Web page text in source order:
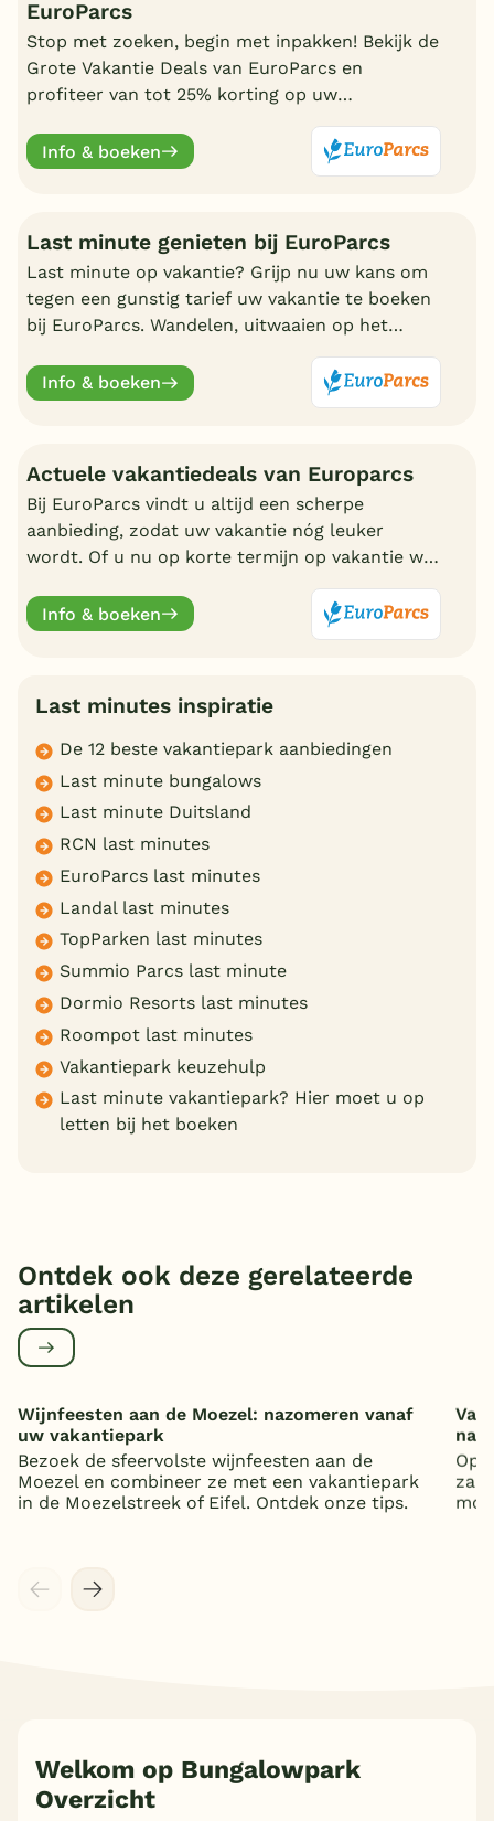
EuroParcs
Stop met zoeken, begin met inpakken! Bekijk de
Grote Vakantie Deals van EuroParcs en
profiteer van tot 25% korting op uw
Info & boeken
Last minute genieten bij EuroParcs
Last minute op vakantie? Grijp nu uw kans om
tegen een gunstig tarief uw vakantie te boeken
bij EuroParcs. Wandelen, uitwaaien op het
eigen bungalow
Info & boeken
Actuele vakantiedeals van Europarcs
Bij EuroParcs vindt u altijd een scherpe
aanbieding, zodat uw vakantie nóg leuker
wordt. Of u nu op korte termijn op vakantie wilt
actuele vakantiedeals.
Info & boeken
Last minutes inspiratie
De 12 beste vakantiepark aanbiedingen
Last minute bungalows
Last minute Duitsland
RCN last minutes
EuroParcs last minutes
Landal last minutes
TopParken last minutes
Summio Parcs last minute
Dormio Resorts last minutes
Roompot last minutes
Vakantiepark keuzehulp
Last minute vakantiepark? Hier moet u op
letten bij het boeken
Ontdek ook deze gerelateerde
artikelen
Wijnfeesten aan de Moezel: nazomeren vanaf
uw vakantiepark
Bezoek de sfeervolste wijnfeesten aan de
Moezel en combineer ze met een vakantiepark
in de Moezelstreek of Eifel. Ontdek onze tips.
Op
Welkom op Bungalowpark
Overzicht